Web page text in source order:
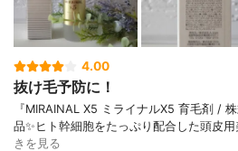
4.00
抜け毛予防に！
『MIRAINAL X5 ミライナルX5 育毛剤 /
品✨ヒト幹細胞をたっぷり配合した頭皮
きを見る